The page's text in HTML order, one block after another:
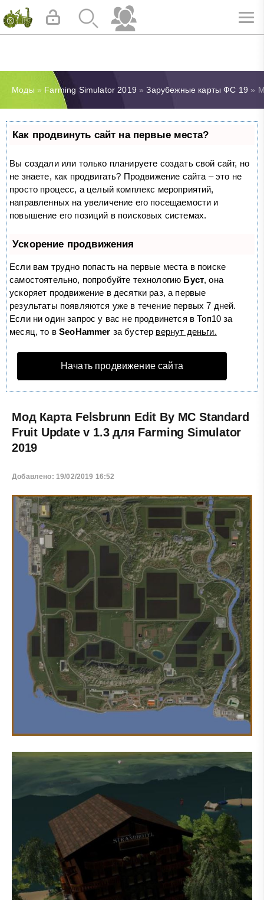
Моды » Farming Simulator 2019 »Зарубежные карты ФС 19 »
Как продвинуть сайт на первые места?
Вы создали или только планируете создать свой сайт, но
не знаете, как продвигать? Продвижение сайта – это не
просто процесс, а целый комплекс мероприятий,
направленных на увеличение его посещаемости и
повышение его позиций в поисковых системах.
Ускорение продвижения
Если вам трудно попасть на первые места в поиске
самостоятельно, попробуйте технологию Буст, она
ускоряет продвижение в десятки раз, а первые
результаты появляются уже в течение первых 7 дней.
Если ни один запрос у вас не продвинется в Топ10 за
месяц, то вSeoHammer за бустер вернут деньги.
Начать продвижение сайта
Мод Карта Felsbrunn Edit By MC Standard
Fruit Update v 1.3 для Farming Simulator
2019
Добавлено: 19/02/2019 16:52